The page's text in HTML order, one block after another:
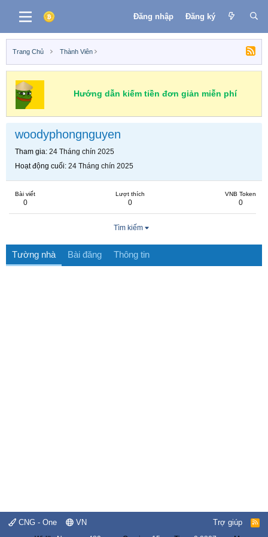
Đăng nhập Đăng ký
Trang Chủ Thành Viên
Hướng dẫn kiếm tiền đơn giản miễn phí
woodyphongnguyen
Tham gia 24 Tháng chín 2025
Hoạt động cuối 24 Tháng chín 2025
Bài viết
0
Lượt thích
0
VNB Token
0
Tìm kiếm
Tường nhà Bài đăng Thông tin
CNG - One VN Trợ giúp
R